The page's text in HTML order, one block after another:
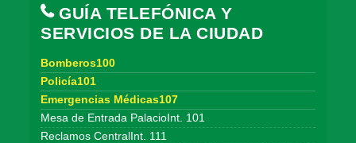
GUÍA TELEFÓNICA Y
SERVICIOS DE LA CIUDAD
Bomberos100
Policía101
Emergencias Médicas107
Mesa de Entrada PalacioInt. 101
Reclamos CentralInt. 111